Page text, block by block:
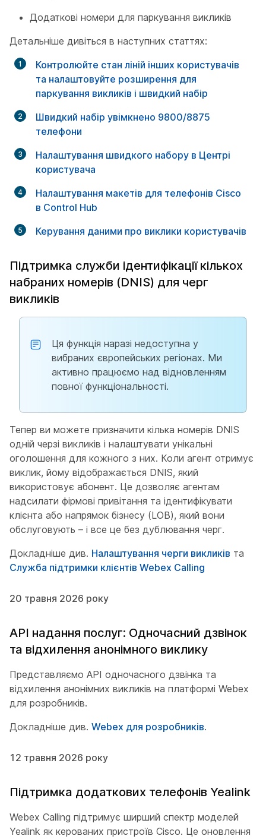
Додаткові номери для паркування викликів
Детальніше дивіться в наступних статтях:
Контролюйте стан ліній інших користувачів
та налаштовуйте розширення для
паркування викликів і швидкий набір
Швидкий набір увімкнено 9800/8875
телефони
Налаштування швидкого набору в Центрі
користувача
Налаштування макетів для телефонів Cisco
в Control Hub
Керування даними про виклики користувачів
Підтримка служби ідентифікації кількох
набраних номерів (DNIS) для черг
викликів
Ця функція наразі недоступна у
вибраних європейських регіонах. Ми
активно працюємо над відновленням
повної функціональності.
Тепер ви можете призначити кілька номерів DNIS
одній черзі викликів і налаштувати унікальні
оголошення для кожного з них. Коли агент отримує
виклик, йому відображається DNIS, який
використовує абонент. Це дозволяє агентам
надсилати фірмові привітання та ідентифікувати
клієнта або напрямок бізнесу (LOB), який вони
обслуговують – і все це без дублювання черг.
Докладніше див. Налаштування черги викликів та
Служба підтримки клієнтів Webex Calling
20 травня 2026 року
API надання послуг: Одночасний дзвінок
та відхилення анонімного виклику
Представляємо API одночасного дзвінка та
відхилення анонімних викликів на платформі Webex
для розробників.
Докладніше див. Webex для розробників.
12 травня 2026 року
Підтримка додаткових телефонів Yealink
Webex Calling підтримує ширший спектр моделей
Yealink як керованих пристроїв Cisco. Це оновлення